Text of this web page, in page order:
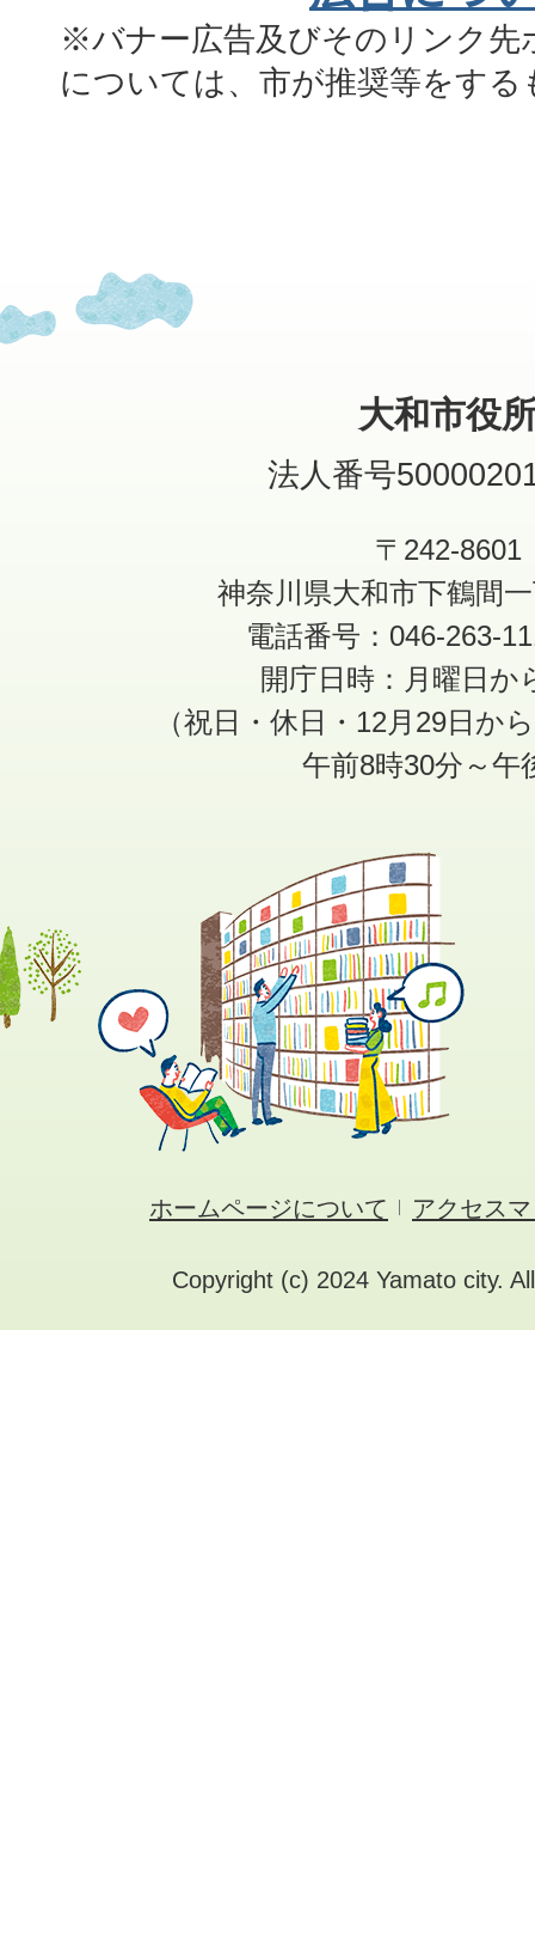
※バナー広告及びそのリンク先
については、市が推奨等をす
大和市役
法人番号
〒242-8601
神奈川県大和市下鶴間
電話番号：046-263-
開庁日時：月曜日か
（祝日・休日・12月29日か
午前8時30分～午
ホームページについて アクセス
Copyright (c) 2024 Yamato city.